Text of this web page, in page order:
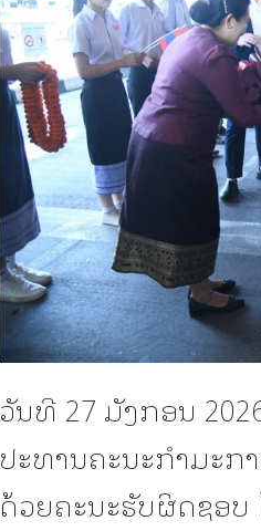
ວັນທີ 27 ມັງກອນ
ປະທານຄະນະກໍາມະກ
ດ້ວຍຄະນະຮັບຜິດຊອ